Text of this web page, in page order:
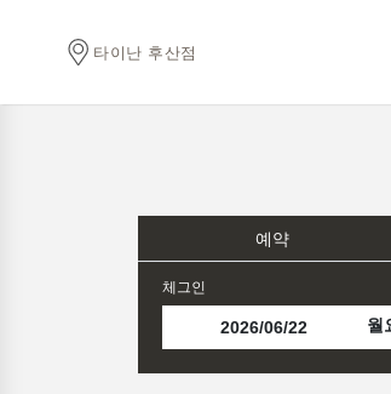
타이난 후산점
예약
체그인
월